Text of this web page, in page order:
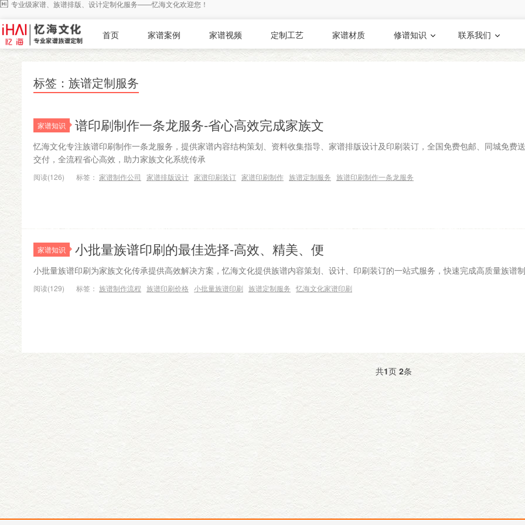
专业级家谱、族谱排版、设计定制化服务——忆海文化欢迎您！
首页 家谱案例 家谱视频 定制工艺 家谱材质 修谱知识 联系我们
标签：族谱定制服务
家谱知识 谱印刷制作一条龙服务-省心高效完成家族文
忆海文化专注族谱印刷制作一条龙服务，提供家谱内容结构策划、资料收集指导、家谱排版设计及印刷装订，全国免费包邮、同城免费
交付，全流程省心高效，助力家族文化系统传承
阅读(126) 标签： 家谱制作公司 家谱排版设计 家谱印刷装订 家谱印刷制作 族谱定制服务 族谱印刷制作一条龙服务
家谱知识 小批量族谱印刷的最佳选择-高效、精美、便
小批量族谱印刷为家族文化传承提供高效解决方案，忆海文化提供族谱内容策划、设计、印刷装订的一站式服务，快速完成高质量族谱
阅读(129) 标签： 族谱制作流程 族谱印刷价格 小批量族谱印刷 族谱定制服务 忆海文化家谱印刷
共1页 2条